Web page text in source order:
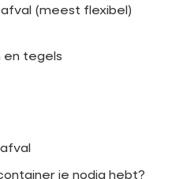
(meest flexibel)
en tegels
afval
je nodig hebt?